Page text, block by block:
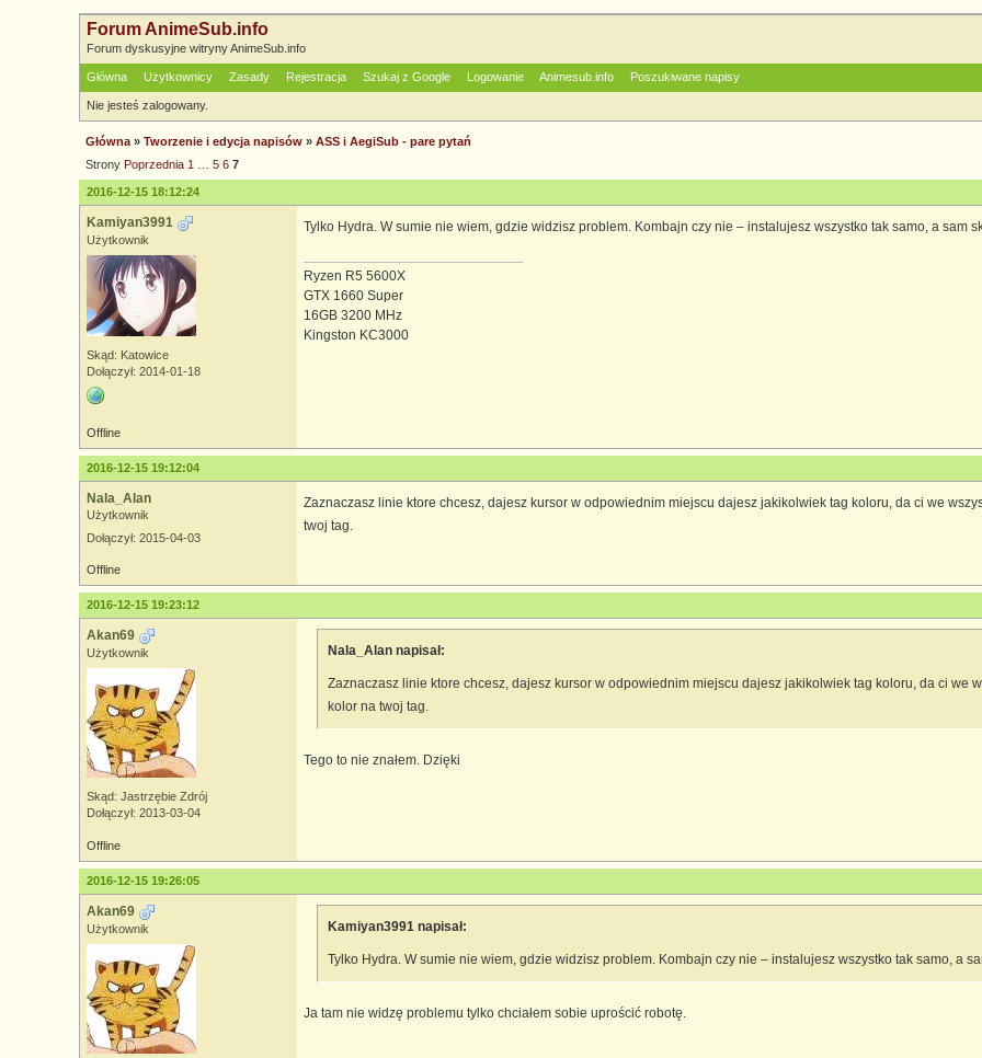
Forum AnimeSub.info
Forum dyskusyjne witryny AnimeSub.info
Główna Użytkownicy Zasady Rejestracja Szukaj z Google Logowanie Animesub.info Poszukiwane napisy
Nie jesteś zalogowany.
Główna » Tworzenie i edycja napisów » ASS i AegiSub - pare pytań
Strony Poprzednia 1 5 6 7
2016-12-15 18:12:24
Kamiyan3991
Użytkownik
Skąd: Katowice
Dołączył: 2014-01-18
Tylko Hydra. W sumie nie wiem, gdzie widzisz problem. Kombajn czy nie – instalujesz wszystko tak samo, a sam
Ryzen R5 5600X
GTX 1660 Super
16GB 3200 MHz
Kingston KC3000
Offline
2016-12-15 19:12:04
Nala_Alan
Użytkownik
Dołączył: 2015-04-03
Zaznaczasz linie ktore chcesz, dajesz kursor w odpowiednim miejscu dajesz jakikolwiek tag koloru, da ci we
twoj tag.
Offline
2016-12-15 19:23:12
Akan69
Użytkownik
Skąd: Jastrzębie Zdrój
Dołączył: 2013-03-04
Nala_Alan napisał:
Zaznaczasz linie ktore chcesz, dajesz kursor w odpowiednim miejscu dajesz jakikolwiek tag koloru, da ci we
kolor na twoj tag.
Tego to nie znałem. Dzięki
Offline
2016-12-15 19:26:05
Akan69
Użytkownik Kamiyan3991 napisał:
Tylko Hydra. W sumie nie wiem, gdzie widzisz problem. Kombajn czy nie – instalujesz wszystko tak samo, a
Ja tam nie widzę problemu tylko chciałem sobie uprościć robotę.